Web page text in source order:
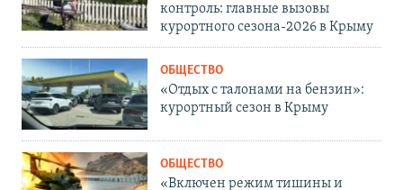
контроль: главные вызовы
курортного сезона-2026 в Крыму
ОБЩЕСТВО
«Отдых с талонами на бензин»:
курортный сезон в Крыму
ОБЩЕСТВО
«Включен режим тишины и